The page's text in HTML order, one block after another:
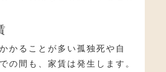
かることが多い孤独死や自
の間も、家賃は発生します。